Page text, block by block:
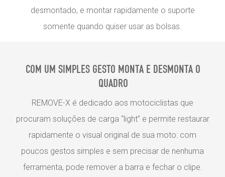
desmontado, e montar rapidamente o suporte
somente quando quiser usar as bolsas.
COM UM SIMPLES GESTO MONTA E DESMONTA O
QUADRO
REMOVE-X é dedicado aos motociclistas que
procuram soluções de carga “light” e permite restaurar
rapidamente o visual original de sua moto: com
poucos gestos simples e sem precisar de nenhuma
ferramenta, pode remover a barra e fechar o clipe.